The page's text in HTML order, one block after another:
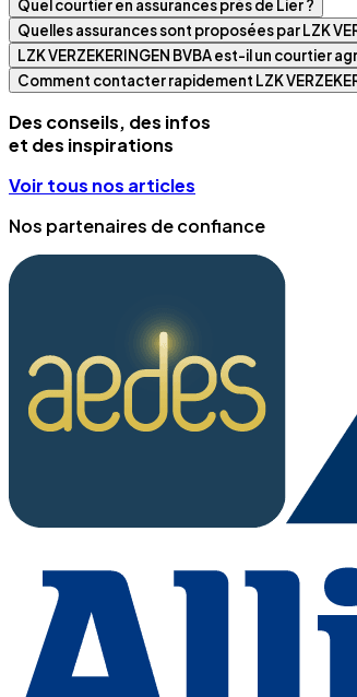
Quel courtier en assurances près de Lier ?
Quelles
LZK VERZEKERINGEN BVBA est-il un courtier
Comment contacter
Des conseils, des infos
et des inspirations
Voir tous nos articles
Nos partenaires de confiance